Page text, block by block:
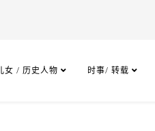
女 / 历史人物 时事/ 转载